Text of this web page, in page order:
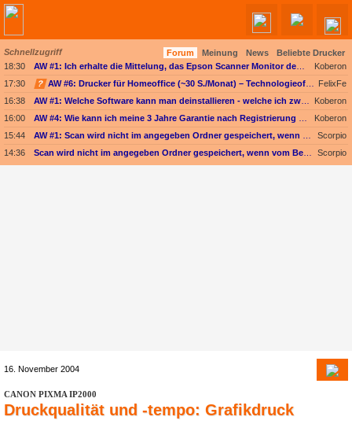
Schnellzugriff Forum Meinung News
Beliebte Drucker
18:30
Koberon
17:30
?
FelixFe
16:38
Koberon
16:00
Koberon
15:44
Scorpio
14:36
Scorpio
16. November 2004
CANON PIXMA IP2000
Druckqualität und -tempo: Grafikdruck
Angebote werden geladen...